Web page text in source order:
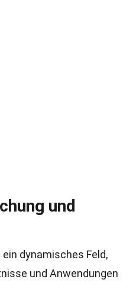
und
ein dynamisches Feld,
und Anwendungen